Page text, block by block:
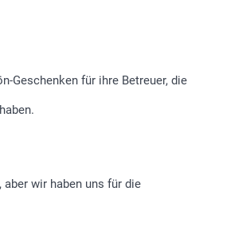
Geschenken für ihre Betreuer, die
wir haben uns für die